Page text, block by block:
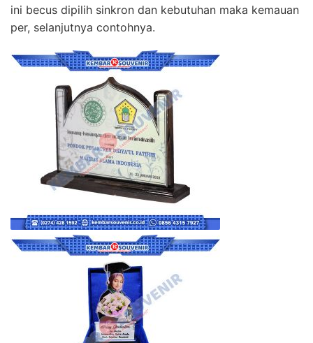
ini becus dipilih sinkron dan kebutuhan maka kemauan
per, selanjutnya contohnya.